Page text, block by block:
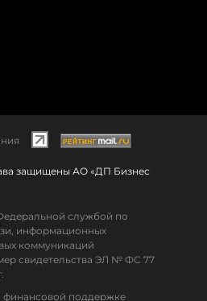
защищены АО «ДП Бизнес
службой по
информационных
коммуникаций
свидетельства ЭЛ № ФС 77
поддержке